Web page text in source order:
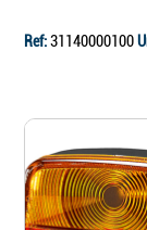
Ref:31140000100